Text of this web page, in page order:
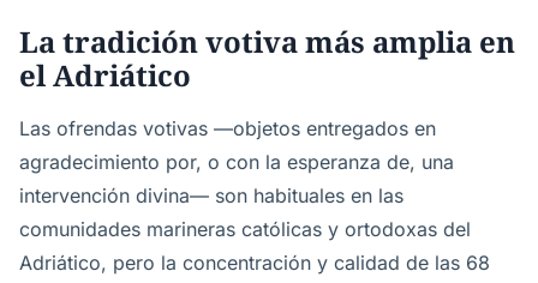
La tradición votiva más amplia en
el Adriático
Las ofrendas votivas —objetos entregados en
agradecimiento por, o con la esperanza de, una
intervención divina— son habituales en las
comunidades marineras católicas y ortodoxas del
Adriático, pero la concentración y calidad de las 68